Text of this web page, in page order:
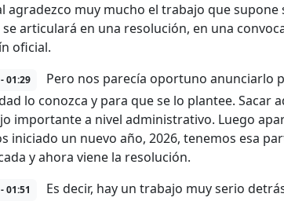
agradezco muy mucho el trabajo que
se articulará en una resolución, en una
oficial.
01:29
Pero nos parecía oportuno anunciarlo
lo conozca y para que se lo plantee.
importante a nivel administrativo. Luego
iniciado un nuevo año, 2026, tenemos esa
y ahora viene la resolución.
01:51
Es decir, hay un trabajo muy serio